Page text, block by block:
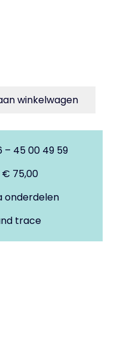
winkelwagen
– 45 00 49 59
75,00
onderdelen
trace